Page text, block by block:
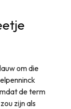
om die
de term
zijn als